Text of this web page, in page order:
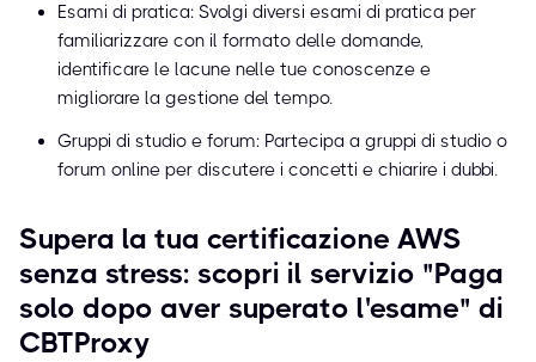
Esami di pratica: Svolgi diversi esami di pratica per
familiarizzare con il formato delle domande,
identificare le lacune nelle tue conoscenze e
migliorare la gestione del tempo.
Gruppi di studio e forum: Partecipa a gruppi di studio o
forum online per discutere i concetti e chiarire i dubbi.
Supera la tua certificazione AWS
senza stress: scopri il servizio "Paga
solo dopo aver superato l'esame" di
CBTProxy